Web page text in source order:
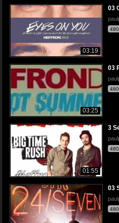
03:19
03
03:25
03
01:55
3
03